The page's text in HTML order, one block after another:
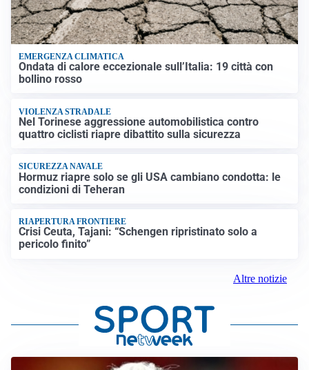
EMERGENZA CLIMATICA
Ondata di calore eccezionale sull’Italia: 19 città con
bollino rosso
VIOLENZA STRADALE
Nel Torinese aggressione automobilistica contro
quattro ciclisti riapre dibattito sulla sicurezza
SICUREZZA NAVALE
Hormuz riapre solo se gli USA cambiano condotta: le
condizioni di Teheran
RIAPERTURA FRONTIERE
Crisi Ceuta, Tajani: “Schengen ripristinato solo a
pericolo finito”
Altre notizie